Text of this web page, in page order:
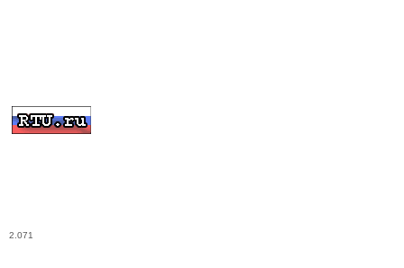
2.071